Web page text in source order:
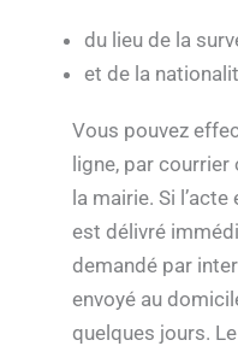
du lieu de la
et de la
Vous pouvez
ligne, par courrier
la mairie. Si
est délivré
demandé par
envoyé au
quelques jours.